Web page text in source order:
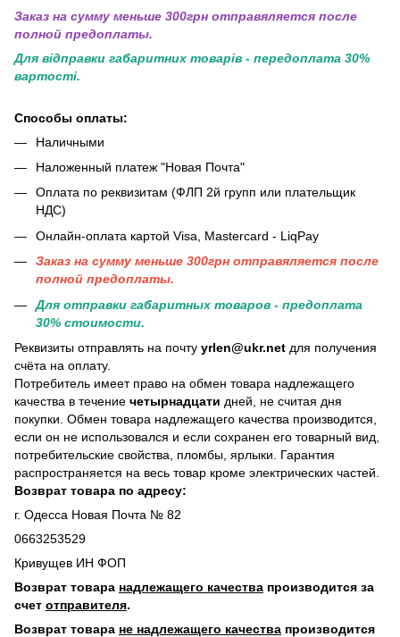
Заказ на сумму меньше 300грн отправяляется после
полной предоплаты.
Для відправки габаритних товарів - передоплата 30%
вартості.
Способы оплаты:
Наличными
Наложенный платеж "Новая Почта"
Оплата по реквизитам (ФЛП 2й групп или плательщик
НДС)
Онлайн-оплата картой Visa, Mastercard - LiqPay
Заказ на сумму меньше 300грн отправяляется после
полной предоплаты.
Для отправки габаритных товаров - предоплата
30% стоимости.
Реквизиты отправлять на почту yrlen@ukr.net для получения
счёта на оплату.
Потребитель имеет право на обмен товара надлежащего
качества в течение четырнадцати дней, не считая дня
покупки. Обмен товара надлежащего качества производится,
если он не использовался и если сохранен его товарный вид,
потребительские свойства, пломбы, ярлыки. Гарантия
распространяется на весь товар кроме электрических частей.
Возврат товара по адресу:
г. Одесса Новая Почта № 82
0663253529
Кривущев ИН ФОП
Возврат товара надлежащего качества производится за
счет отправителя.
Возврат товара не надлежащего качества производится